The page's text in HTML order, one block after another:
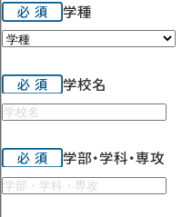
学種
学校名
学部・学科・専攻